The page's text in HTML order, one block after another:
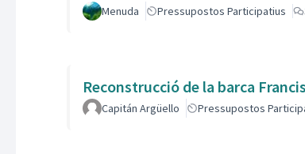
Menuda Pressupostos Participatius
Reconstrucció de la barca
Capitán Argüello Pressupostos